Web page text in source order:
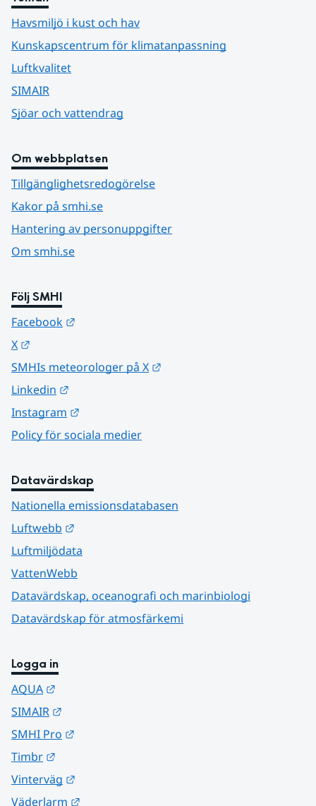
Havsmiljö i kust och hav
Kunskapscentrum för klimatanpassning
Luftkvalitet
SIMAIR
Sjöar och vattendrag
Om webbplatsen
Tillgänglighetsredogörelse
Kakor på smhi.se
Hantering av personuppgifter
Om smhi.se
Följ SMHI
Facebook
X
SMHIs meteorologer på X
Linkedin
Instagram
Policy för sociala medier
Datavärdskap
Nationella emissionsdatabasen
Luftwebb
Luftmiljödata
VattenWebb
Datavärdskap, oceanografi och marinbiologi
Datavärdskap för atmosfärkemi
Logga in
AQUA
SIMAIR
SMHI Pro
Timbr
Vinterväg
Väderlarm